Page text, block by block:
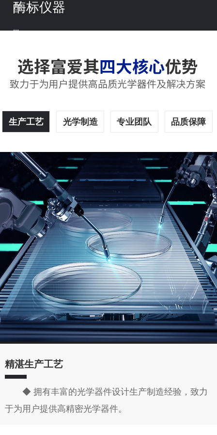
酶标仪器
...
生产工艺 光学制造 专业团队 品质保障
精湛生产工艺
◆ 拥有丰富的光学器件设计生产制造经验，致力
于为用户提供高精密光学器件。